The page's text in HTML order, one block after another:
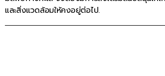
และสิ่งแวดล้อมให้คงอยู่ต่อไป.